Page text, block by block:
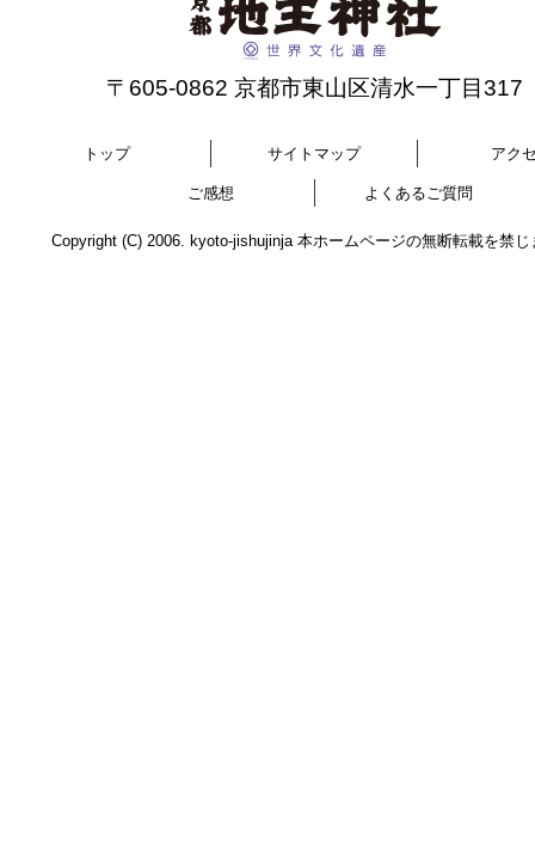
〒605-0862 京都市東山区清水一丁目317
トップ サイトマップ アク
ご感想 よくあるご質問
Copyright (C) 2006. kyoto-jishujinja 本ホームページの無断転載を禁じ